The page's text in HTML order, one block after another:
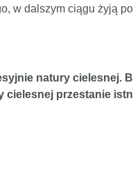
w dalszym ciągu żyją
natury cielesnej.
cielesnej przestanie